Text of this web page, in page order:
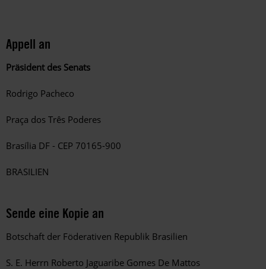
Appell an
Präsident des Senats
Rodrigo Pacheco
Praça dos Três Poderes
Brasília DF - CEP 70165-900
BRASILIEN
Sende eine Kopie an
Botschaft der Föderativen Republik Brasilien
S. E. Herrn Roberto Jaguaribe Gomes De Mattos